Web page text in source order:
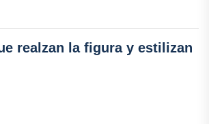
realzan la figura y estilizan